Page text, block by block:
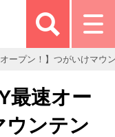
ープン！】つがいけマウ
最速オー
ウンテン